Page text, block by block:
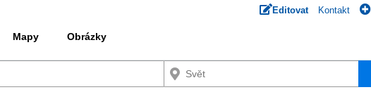
Editovat Kontakt
Mapy Obrázky